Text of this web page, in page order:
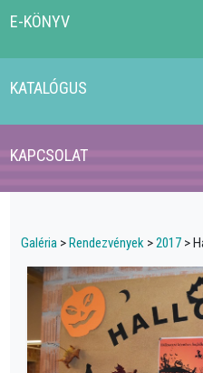
E-KÖNYV
KATALÓGUS
KAPCSOLAT
Galéria >Rendezvények >2017>